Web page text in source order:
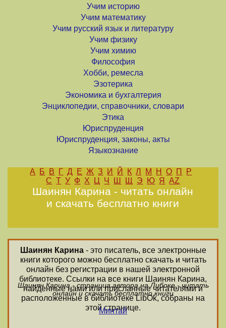
Учим историю
Учим математику
Учим русский язык и литературу
Учим физику
Учим химию
Философия
Хобби, ремесла
Эзотерика
Экономика и бухгалтерия
Энциклопедии, справочники, словари
Этика
Юриспруденция
Юриспруденция, законы, акты
Языкознание
А Б В Г Д Е Ж З И Й К Л М Н О П
Р
С Т У Ф Х Ц Ч Ш Щ Э Ю Я AZ
Шаинян Карина - читать онлайн
и скачать бесплатно книги
Шаинян Карина- это писатель, все электронные
книги которого можно бесплатно скачать и читать
онлайн без регистрации в нашей электронной
библиотеке. Ссылки на все книги Шаинян Карина,
найденные нами или присланные читателями и
расположенные в библиотеке LibOk, собраны на
этой странице.
Шаинян Карина - страница автора на Либоке - читать
онлайн и скачать бесплатно книги
Минтай